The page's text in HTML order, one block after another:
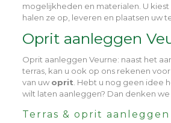
mogelijkheden en materialen. U
halen ze op, leveren en plaatsen uw
Oprit aanleggen
Oprit aanleggen Veurne: naast het
terras, kan u ook op ons rekenen
van uw oprit . Hebt u nog geen idee
wilt laten aanleggen? Dan denken
Terras & oprit